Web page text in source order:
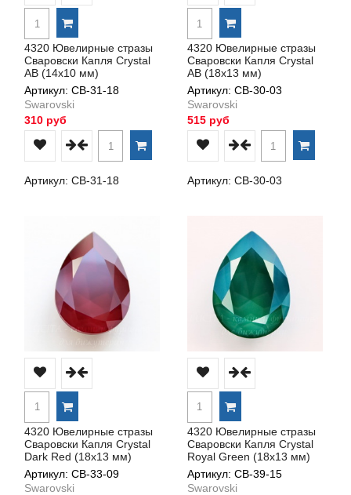
4320 Ювелирные стразы
Сваровски Капля Crystal
AB (14х10 мм)
Артикул: СВ-31-18
Swarovski
310 руб
Артикул: СВ-31-18
4320 Ювелирные стразы
Сваровски Капля Crystal
AB (18х13 мм)
Артикул: СВ-30-03
Swarovski
515 руб
Артикул: СВ-30-03
4320 Ювелирные стразы
Сваровски Капля Crystal
Dark Red (18х13 мм)
Артикул: СВ-33-09
Swarovski
4320 Ювелирные стразы
Сваровски Капля Crystal
Royal Green (18х13 мм)
Артикул: СВ-39-15
Swarovski